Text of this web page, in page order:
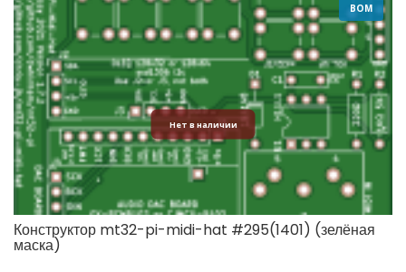
BOM
Нет в наличии
Конструктор mt32-pi-midi-hat #295(1401) (зелёная
маска)